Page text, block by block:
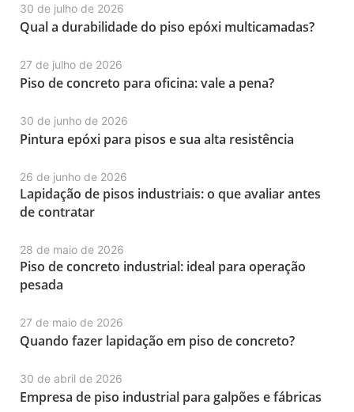
30 de julho de 2026
Qual a durabilidade do piso epóxi multicamadas?
27 de julho de 2026
Piso de concreto para oficina: vale a pena?
30 de junho de 2026
Pintura epóxi para pisos e sua alta resistência
26 de junho de 2026
Lapidação de pisos industriais: o que avaliar antes
de contratar
28 de maio de 2026
Piso de concreto industrial: ideal para operação
pesada
27 de maio de 2026
Quando fazer lapidação em piso de concreto?
30 de abril de 2026
Empresa de piso industrial para galpões e fábricas